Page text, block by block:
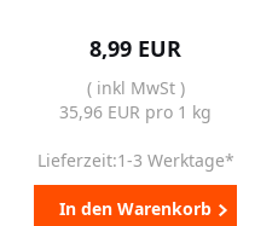
8,99 EUR
( inkl MwSt )
35,96 EUR pro 1 kg
Lieferzeit:1-3 Werktage*
In den Warenkorb